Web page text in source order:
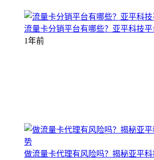
流量卡分销平台有哪些？亚平科技
1年前
做流量卡代理有风险吗？揭秘亚平